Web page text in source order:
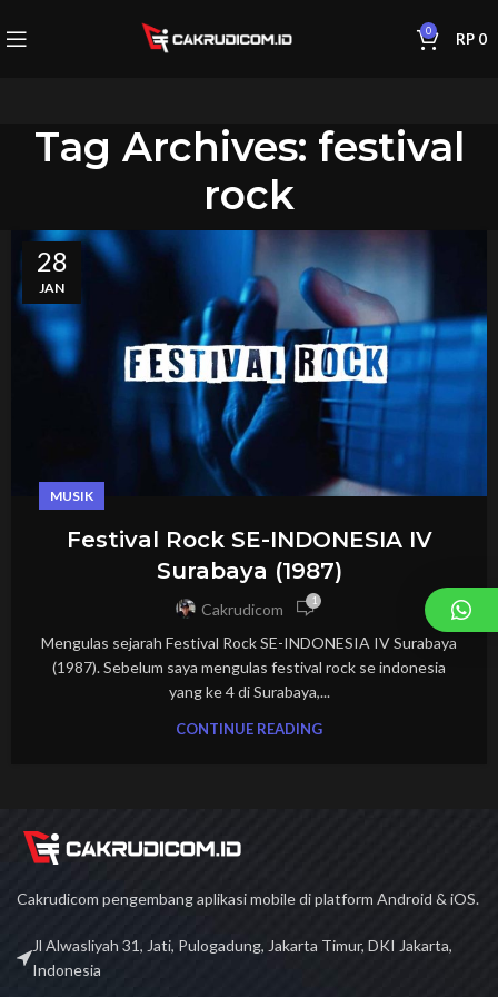
0 RP 0
Tag Archives: festival
rock
28
JAN
MUSIK
Festival Rock SE-INDONESIA IV
Surabaya (1987)
Cakrudicom 1
Mengulas sejarah Festival Rock SE-INDONESIA IV Surabaya
(1987). Sebelum saya mengulas festival rock se indonesia
yang ke 4 di Surabaya,...
CONTINUE READING
Cakrudicom pengembang aplikasi mobile di platform Android & iOS.
Jl Alwasliyah 31, Jati, Pulogadung, Jakarta Timur, DKI Jakarta,
Indonesia